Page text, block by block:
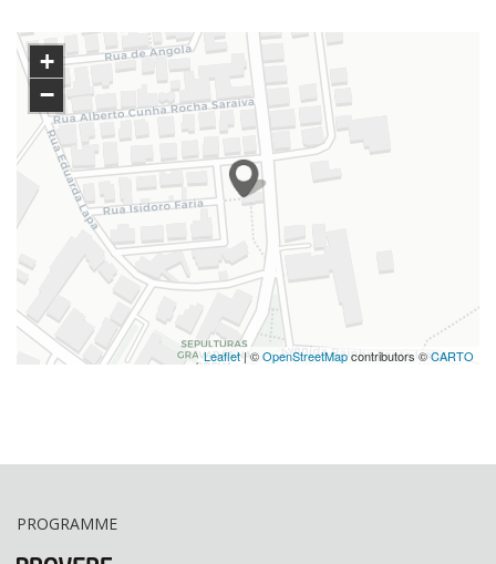
+
−
Leaflet| ©OpenStreetMapcontributors ©CARTO
PROGRAMME